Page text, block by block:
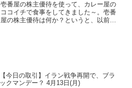
壱番屋の株主優待を使って、カレー屋の
ココイチで食事をしてきました～。壱番
屋の株主優待は何か？というと、以前、
【今日の取引】イラン戦争再開で、ブラ
ックマンデー？ 4月13日(月)